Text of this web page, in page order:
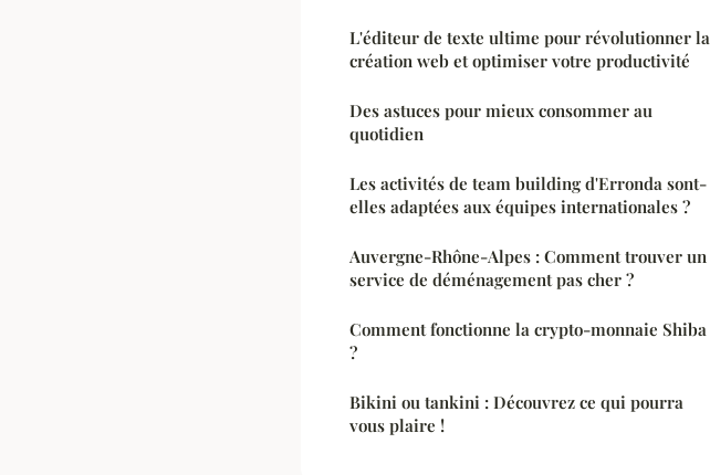
L'éditeur de texte ultime pour révolutionner la
création web et optimiser votre productivité
Des astuces pour mieux consommer au
quotidien
Les activités de team building d'Erronda sont-
elles adaptées aux équipes internationales ?
Auvergne-Rhône-Alpes : Comment trouver un
service de déménagement pas cher ?
Comment fonctionne la crypto-monnaie Shiba
?
Bikini ou tankini : Découvrez ce qui pourra
vous plaire !